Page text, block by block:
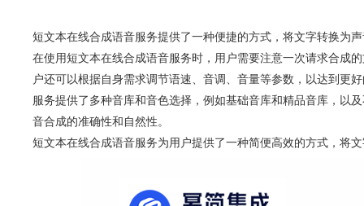
短文本在线合成语音服务提供了一种便捷的方式，将文字转换为
在使用短文本在线合成语音服务时，用户需要注意一次请求合成
户还可以根据自身需求调节语速、音调、音量等参数，以达到更
服务提供了多种音库和音色选择，例如基础音库和精品音库，以
音合成的准确性和自然性。
短文本在线合成语音服务为用户提供了一种简便高效的方式，将